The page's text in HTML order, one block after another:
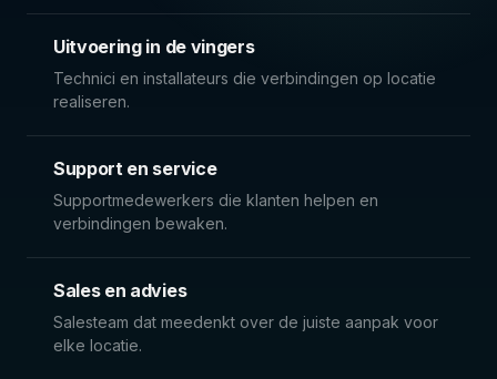
Uitvoering in de vingers
Technici en installateurs die verbindingen op locatie
realiseren.
Support en service
Supportmedewerkers die klanten helpen en
verbindingen bewaken.
Sales en advies
Salesteam dat meedenkt over de juiste aanpak voor
elke locatie.